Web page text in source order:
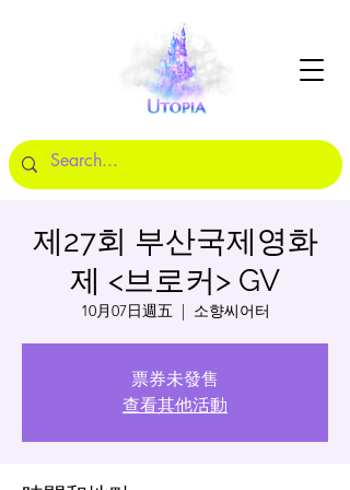
제27회 부산국제영화
제 <브로커> GV
10月07日週五
  |
소향씨어터
票券未發售
查看其他活動